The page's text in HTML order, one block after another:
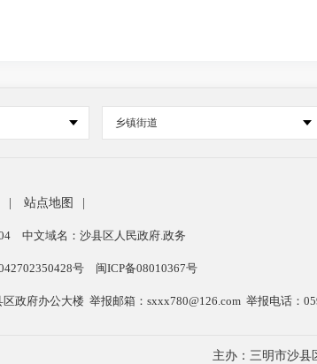
乡镇街道
站点地图
中文域名：沙县区人民政府.政务
号 闽ICP备08010367号
政府办公大楼 举报邮箱：sxxx780@126.com 举报电话：
主办：三明市沙县